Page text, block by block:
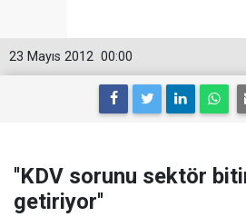
00:00
23 Mayıs 2012
''KDV sorunu sektör
getiriyor''